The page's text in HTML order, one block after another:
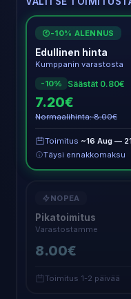
€ -10% ALENNUS
Edullinen hinta
Kumppanin varastosta
-10%
Säästät 0.80€
7.20€
Normaalihinta: 8.00€
Toimitus ~16 Aug —
Täysi ennakkomaksu
NOPEA
Pikatoimitus
Varastostamme
8.00€
Toimitus 1-2 päivää